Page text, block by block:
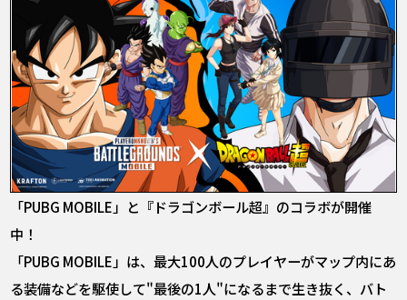
ABOUT
LANGUAGE
JP
EN FR DE ES
「PUBG MOBILE」と『ドラゴンボール超』のコラボが開催
中！
「PUBG MOBILE」は、最大100人のプレイヤーがマップ内にあ
る装備などを駆使して"最後の1人"になるまで生き抜く、バト